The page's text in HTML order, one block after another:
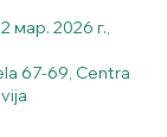
мар. 2026 г.,
67-69, Centra